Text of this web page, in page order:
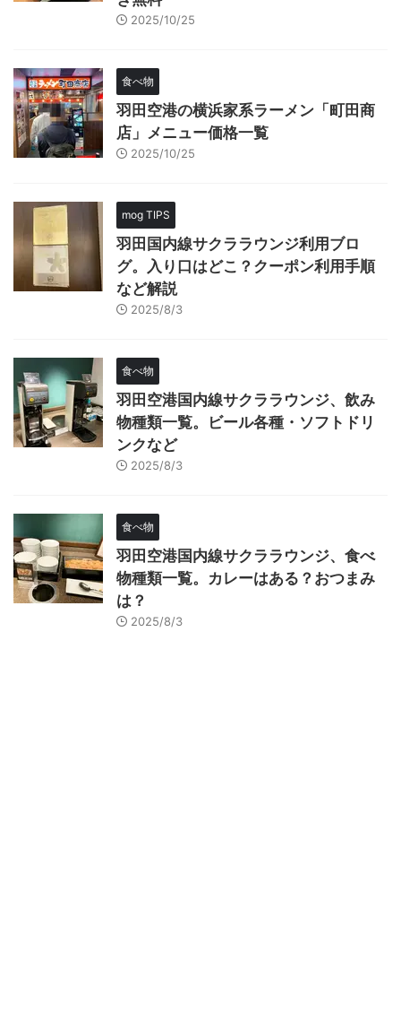
2025/10/25
食べ物
羽田空港の横浜家系ラーメン「町田商
店」メニュー価格一覧
2025/10/25
mog TIPS
羽田国内線サクララウンジ利用ブロ
グ。入り口はどこ？クーポン利用手順
など解説
2025/8/3
食べ物
羽田空港国内線サクララウンジ、飲み
物種類一覧。ビール各種・ソフトドリ
ンクなど
2025/8/3
食べ物
羽田空港国内線サクララウンジ、食べ
物種類一覧。カレーはある？おつまみ
は？
2025/8/3